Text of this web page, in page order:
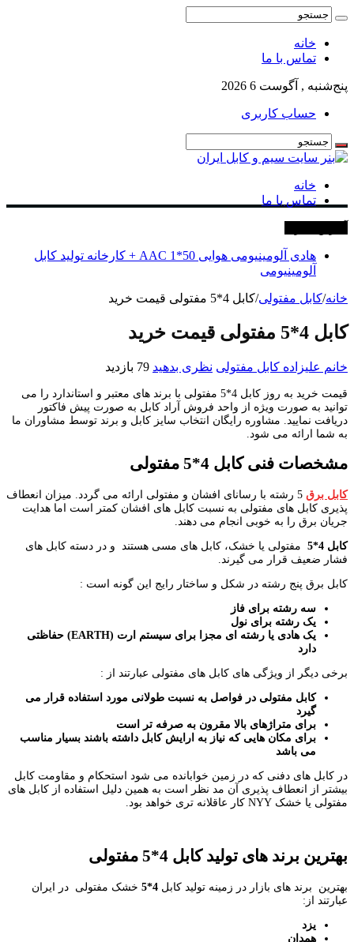
خانه
تماس با ما
پنج‌شنبه , آگوست 6 2026
حساب کاربری
خانه
تماس با ما
هادی آلومینیومی هوایی 50*1 AAC + کارخانه تولید کابل
آلومینیومی
خانه/کابل مفتولی/کابل 4*5 مفتولی قیمت خرید
کابل 4*5 مفتولی قیمت خرید
خانم علیزاده کابل مفتولی نظری بدهید 79 بازدید
قیمت خرید به روز کابل 4*5 مفتولی با برند های معتبر و استاندارد را می
توانید به صورت ویژه از واحد فروش آراد کابل به صورت پیش فاکتور
دریافت نمایید. مشاوره رایگان انتخاب سایز کابل و برند توسط مشاوران ما
به شما ارائه می شود.
مشخصات فنی کابل 4*5 مفتولی
کابل برق
5 رشته با رسانای افشان و مفتولی ارائه می گردد. میزان انعطاف
پذیری کابل های مفتولی به نسبت کابل های افشان کمتر است اما هدایت
جریان برق را به خوبی انجام می دهند.
کابل 4*5
مفتولی یا خشک، کابل های مسی هستند و در دسته کابل های
فشار ضعیف قرار می گیرند.
کابل برق پنج رشته در شکل و ساختار رایج این گونه است :
سه رشته برای فاز
یک رشته برای نول
یک هادی یا رشته ای مجزا برای سیستم ارت (EARTH)
حفاظتی
دارد
برخی دیگر از ویژگی های کابل های مفتولی عبارتند از :
کابل مفتولی در فواصل به نسبت طولانی مورد استفاده قرار می
گیرد
برای متراژهای بالا مقرون به صرفه تر است
برای مکان هایی که نیاز به ارایش کابل داشته باشند بسیار مناسب
می باشد
در کابل های دفنی که در زمین خوابانده می شود استحکام و مقاومت کابل
بیشتر از انعطاف پذیری آن مد نظر است به همین دلیل استفاده از کابل های
مفتولی یا خشک NYY کار عاقلانه تری خواهد بود.
بهترین برند های تولید کابل 4*5 مفتولی
بهترین برند های بازار در زمینه تولید کابل 4*5 خشک مفتولی در ایران
عبارتند از:
یزد
همدان